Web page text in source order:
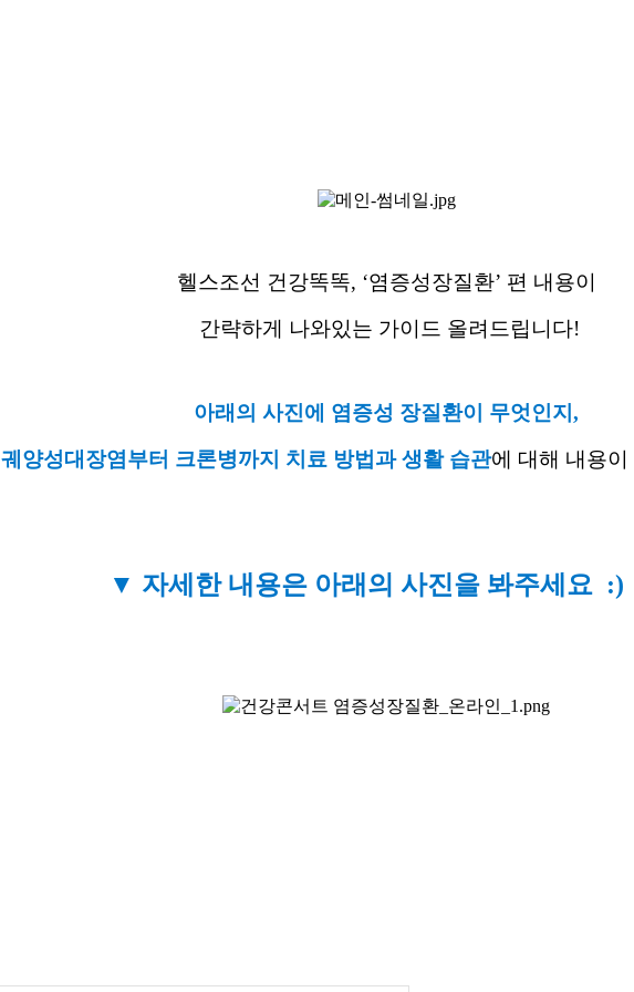
헬스조선 건강똑똑, ‘염증성장질환’ 편 내용이
간략하게 나와있는 가이드 올려드립니다!
아래의 사진에 염증성 장질환이 무엇인지,
궤양성대장염부터 크론병까지 치료 방법과 생활 습관에 대해 내용
▼ 자세한 내용은 아래의 사진을 봐주세요